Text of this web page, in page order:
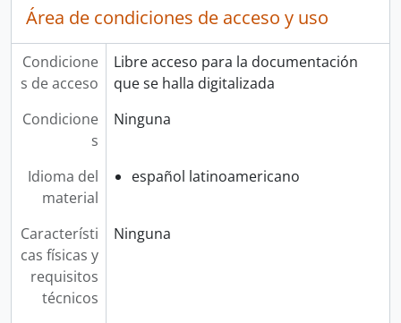
Área de condiciones de acceso y uso
Condicione
s de acceso
Libre acceso para la documentación
que se halla digitalizada
Condicione
s
Ninguna
Idioma del
material
español latinoamericano
Característi
cas físicas y
requisitos
técnicos
Ninguna